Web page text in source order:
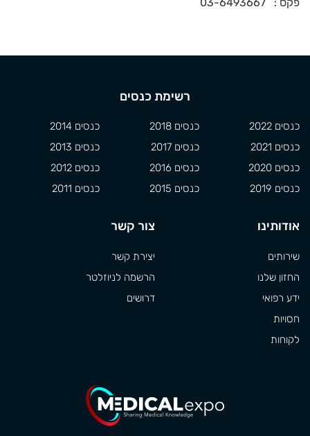
רשימת כנסים
כנסים 2022
כנסים 2021
כנסים 2020
כנסים 2019
כנסים 2018
כנסים 2017
כנסים 2016
כנסים 2015
כנסים 2014
כנסים 2013
כנסים 2012
כנסים 2011
אודותינו
שירותים
החזון שלנו
ידע רפואי
חסויות
לקוחות
צור קשר
יצירת קשר
הרשמה לניוזלטר
דרושים